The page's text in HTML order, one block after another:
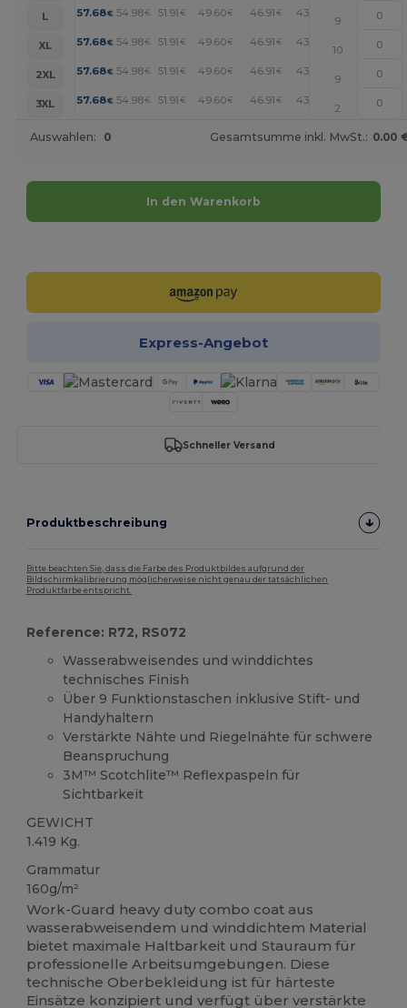
L
57.68€ 54.98€ 51.91 € 49.60€ 46.91€ 43.06
9
XL
57.68€ 54.98€ 51.91 € 49.60€ 46.91€ 43.06
10
2XL
57.68€ 54.98€ 51.91 € 49.60€ 46.91€ 43.06
9
3XL
57.68€ 54.98€ 51.91 € 49.60€ 46.91€ 43.06
2
Auswahlen: 0 Gesamtsumme inkl. MwSt.: 0.00
In den Warenkorb
Express-Angebot
Schneller Versand
Produktbeschreibung
Bitte beachten Sie, dass die Farbe des Produktbildes aufgrund der
Bildschirmkalibrierung möglicherweise nicht genau der tatsächlichen
Produktfarbe entspricht.
Reference: R72, RS072
Wasserabweisendes und winddichtes
technisches Finish
Über 9 Funktionstaschen inklusive Stift- und
Handyhaltern
Verstärkte Nähte und Riegelnähte für schwere
Beanspruchung
3M™ Scotchlite™ Reflexpaspeln für
Sichtbarkeit
GEWICHT
1.419 Kg.
Grammatur
160g/m²
Work-Guard heavy duty combo coat aus
wasserabweisendem und winddichtem Material
bietet maximale Haltbarkeit und Stauraum für
professionelle Arbeitsumgebungen. Diese
technische Oberbekleidung ist für härteste
Einsätze konzipiert und verfügt über verstärkte